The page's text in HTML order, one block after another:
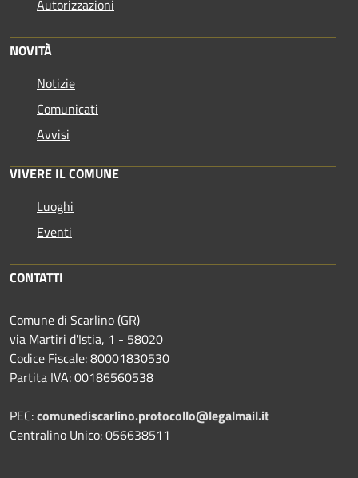
Autorizzazioni
NOVITÀ
Notizie
Comunicati
Avvisi
VIVERE IL COMUNE
Luoghi
Eventi
CONTATTI
Comune di Scarlino (GR)
via Martiri d'Istia, 1 - 58020
Codice Fiscale: 80001830530
Partita IVA: 00186560538
PEC:comunediscarlino.protocollo@legalmail.it
Centralino Unico: 056638511